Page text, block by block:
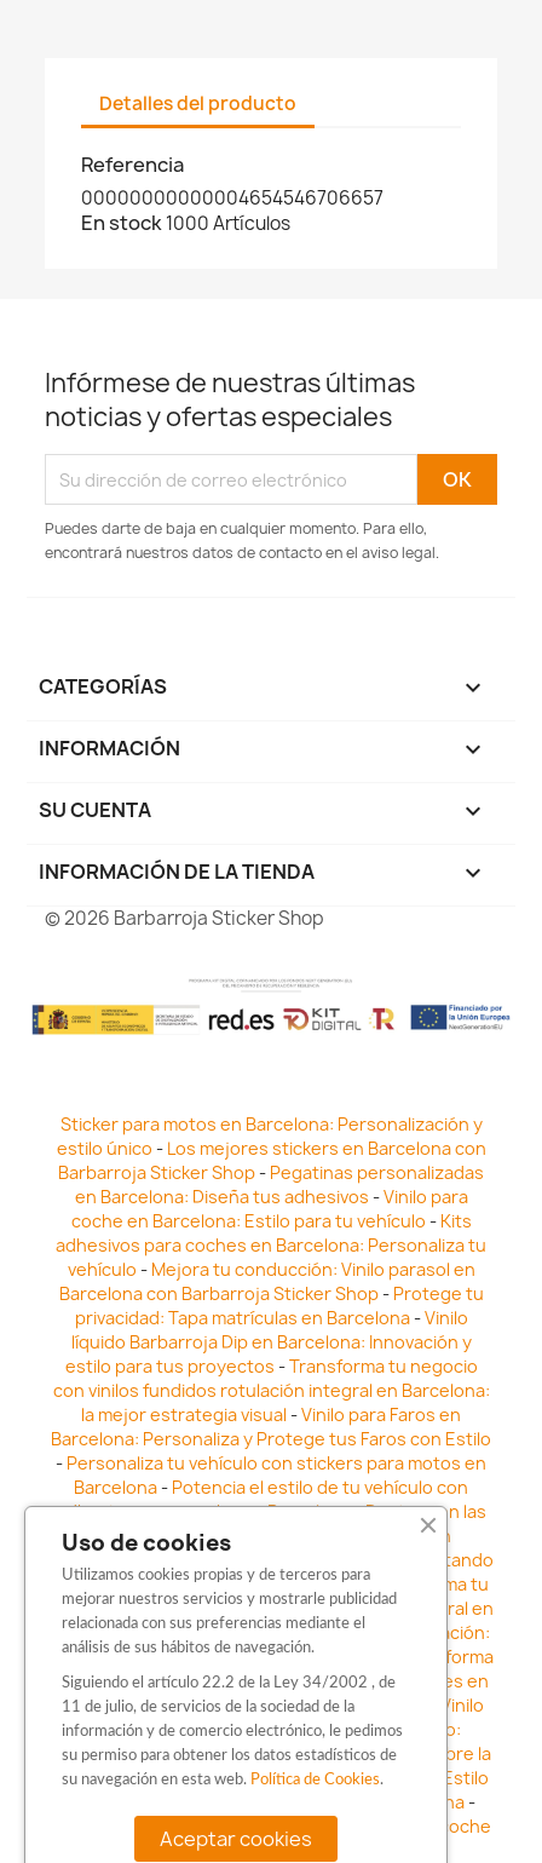
Detalles del producto
Referencia
00000000000004654546706657
En stock1000 Artículos
Infórmese de nuestras últimas
noticias y ofertas especiales
Puedes darte de baja en cualquier momento. Para ello,
encontrará nuestros datos de contacto en el aviso legal.
CATEGORÍAS 
INFORMACIÓN 
SU CUENTA 
INFORMACIÓN DE LA TIENDA keyboard_arrow_down
© 2026 Barbarroja Sticker Shop
Sticker para motos en Barcelona: Personalización y
estilo único - Los mejores stickers en Barcelona con
Barbarroja Sticker Shop- Pegatinas personalizadas
en Barcelona: Diseña tus adhesivos -Vinilo para
coche en Barcelona: Estilo para tu vehículo - Kits
adhesivos para coches en Barcelona: Personaliza tu
vehículo - Mejora tu conducción: Vinilo parasol en
Barcelona con Barbarroja Sticker Shop- Protege tu
privacidad: Tapa matrículas en Barcelona-Vinilo
líquido Barbarroja Dip en Barcelona: Innovación y
estilo para tus proyectos -Transforma tu negocio
con vinilos fundidos rotulación integral en Barcelona:
la mejor estrategia visual -Vinilo para Faros en
Barcelona: Personaliza y Protege tus Faros con Estilo
- Personaliza tu vehículo con stickers para motos en
Barcelona- Potencia el estilo de tu vehículo con
adhesivos para coche en Barcelona-Destaca en las
calles: Los Mejores stickers para coches en
Vinilo para faros en Barcelona: Resaltando
la Estética y Seguridad del Automóvil- Transforma tu
vehículo con los vinilos fundidos rotulación integral en
Barcelona-Explora la Innovación en Personalización:
Vinilo líquido barbarroja dip en Barcelona
Transforma
tu vehículo con estilo: Kits adhesivos para coches en
Barcelona-Personaliza tu vehículo con estilo: Vinilo
para coche en Barcelona-Destaca con Estilo:
Pegatinas personalizadas en Barcelona -Descubre la
distinción: Los Mejores stickers en Barcelona
Estilo
en movimiento: Sticker para motos en Barcelona-
Personalización sobre ruedas: Adhesivos para coche
en Barcelona
Uso de cookies
Utilizamos cookies propias y de terceros para
mejorar nuestros servicios y mostrarle publicidad
relacionada con sus preferencias mediante el
análisis de sus hábitos de navegación.
Siguiendo el artículo 22.2 de la Ley 34/2002 , de
11 de julio, de servicios de la sociedad de la
información y de comercio electrónico, le pedimos
su permiso para obtener los datos estadísticos de
su navegación en esta web. Política de Cookies.
Aceptar cookies